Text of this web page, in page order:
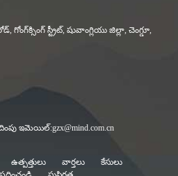
స్ట్రీట్, షువాంగ్లియు జిల్లా, చెంగ్డూ,
ఇమెయిల్:gzx@mind.com.cn
ఉత్పత్తులు వార్తలు
కేసులు